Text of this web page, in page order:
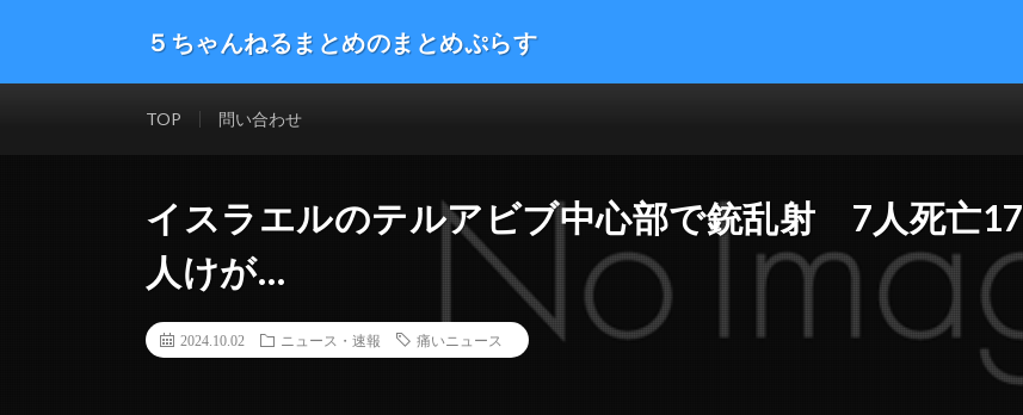
５ちゃんねるまとめのまとめぷらす
した。ネタ・速報 エンタメ 生活 趣味 漫画アニメ ゲーム サイエンス マネー 海外の反応
TOP 問い合わせ
イスラエルのテルアビブ中心部で銃乱射 7人死亡17
人けが…
2024.10.02 ニュース・速報 痛いニュース